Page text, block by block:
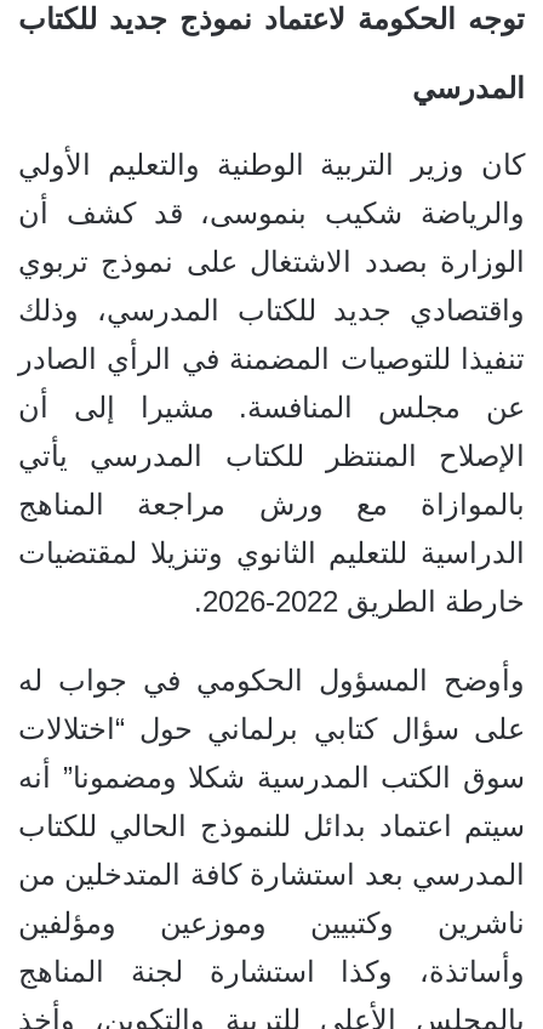
توجه الحكومة لاعتماد نموذج جديد للكتاب
المدرسي
كان وزير التربية الوطنية والتعليم الأولي
والرياضة شكيب بنموسى، قد كشف أن
الوزارة بصدد الاشتغال على نموذج تربوي
واقتصادي جديد للكتاب المدرسي، وذلك
تنفيذا للتوصيات المضمنة في الرأي الصادر
عن مجلس المنافسة. مشيرا إلى أن
الإصلاح المنتظر للكتاب المدرسي يأتي
بالموازاة مع ورش مراجعة المناهج
الدراسية للتعليم الثانوي وتنزيلا لمقتضيات
خارطة الطريق 2022-2026.
وأوضح المسؤول الحكومي في جواب له
على سؤال كتابي برلماني حول “اختلالات
سوق الكتب المدرسية شكلا ومضمونا” أنه
سيتم اعتماد بدائل للنموذج الحالي للكتاب
المدرسي بعد استشارة كافة المتدخلين من
ناشرين وكتبيين وموزعين ومؤلفين
وأساتذة، وكذا استشارة لجنة المناهج
بالمجلس الأعلى للتربية والتكوين، وأخذ